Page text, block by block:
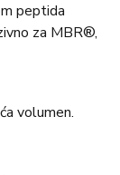
peptida
za MBR®,
volumen.